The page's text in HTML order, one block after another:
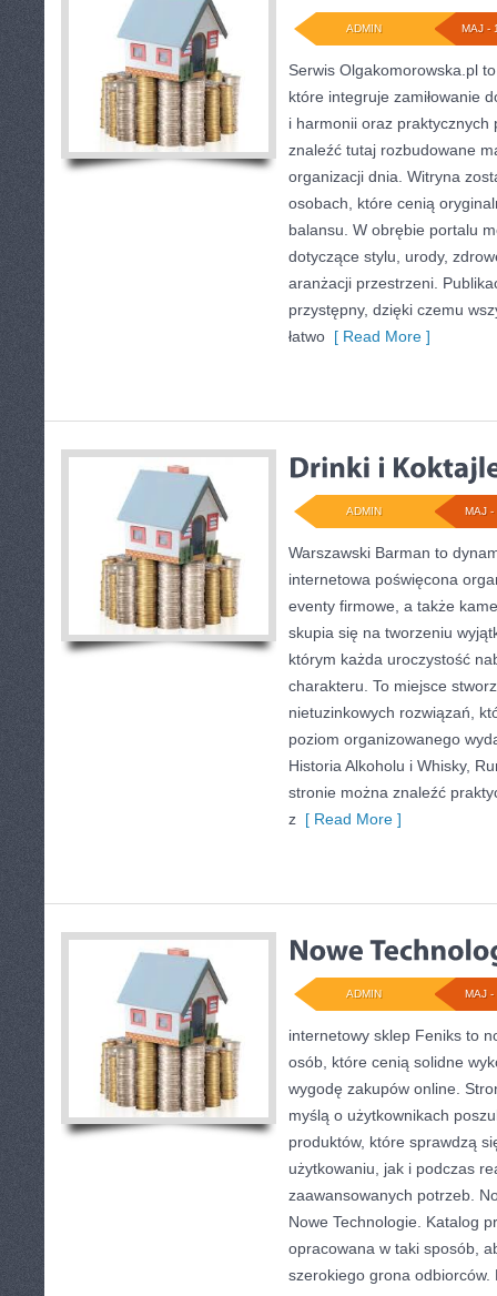
MAJ -
ADMIN
Serwis Olgakomorowska.pl
które integruje zamiłowanie
i harmonii oraz
znaleźć tutaj rozbudowane
organizacji dnia. Witryna
osobach, które cenią
balansu. W obrębie portalu
dotyczące stylu, urody,
aranżacji przestrzeni.
przystępny, dzięki czemu
łatwo [ Read More ]
MAJ -
ADMIN
Warszawski Barman to
internetowa poświęcona
eventy firmowe, a także
skupia się na tworzeniu
którym każda uroczystość
charakteru. To miejsce
nietuzinkowych rozwiązań,
poziom organizowanego
Historia Alkoholu i Whisky,
stronie można znaleźć
z [ Read More ]
MAJ -
ADMIN
internetowy sklep Feniks to
osób, które cenią solidne
wygodę zakupów online.
myślą o użytkownikach
produktów, które sprawdzą
użytkowaniu, jak i podczas
zaawansowanych potrzeb.
Nowe Technologie. Katalog
opracowana w taki sposób,
szerokiego grona odbiorców.